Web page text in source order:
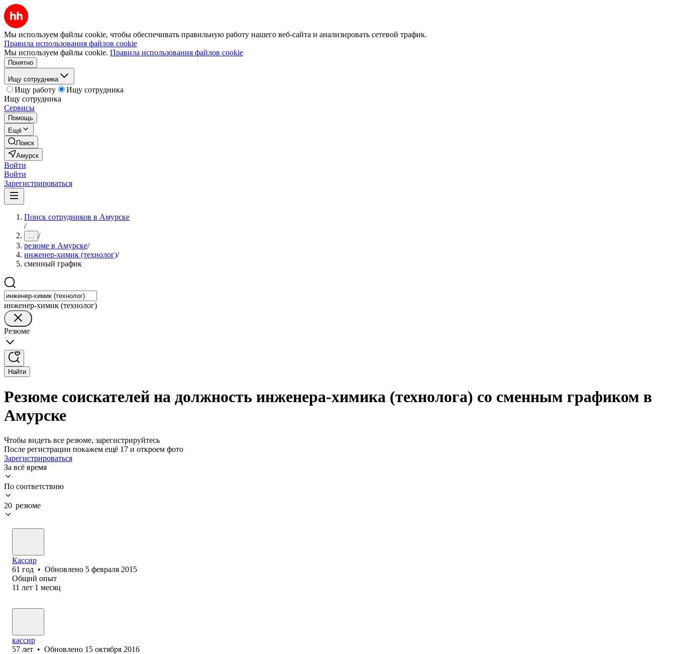
Мы используем файлы cookie, чтобы обеспечивать правильную работу нашего веб-сайта и анализировать сетевой трафик.
Правила использования файлов cookie
Мы используем файлы cookie. Правила использования файлов cookie
Понятно
Ищу сотрудника
Ищу работу
Ищу сотрудника
Ищу сотрудника
Сервисы
Помощь
Ещё
Поиск
Амурск
Войти
Войти
Зарегистрироваться
Поиск сотрудников в Амурске
/
... /
резюме в Амурске/
инженер-химик (технолог)/
сменный график
инженер-химик (технолог)
Резюме
Найти
Резюме соискателей на должность инженера-химика (технолога) со сменным графиком в
Амурске
Чтобы видеть все резюме, зарегистрируйтесь
После регистрации покажем ещё 17 и откроем фото
Зарегистрироваться
За всё время
По соответствию
20 резюме
Кассир
61 год • Обновлено 5 февраля 2015
Общий опыт
11 лет 1 месяц
кассир
57 лет • Обновлено 15 октября 2016